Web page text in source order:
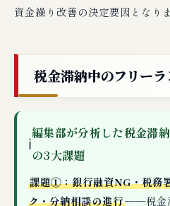
資金繰り改善の決定要因となりま
税金滞納中のフリー
ℹ
編集部が分析した税金滞
の3大課題
課題①：銀行融資NG・税務
ク・分納相談の進行──税金